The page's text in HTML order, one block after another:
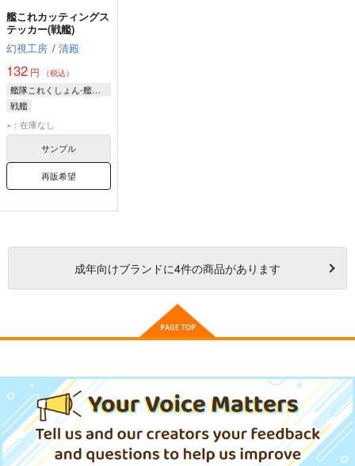
艦これカッティングス
テッカー(戦艦)
幻視工房 / 清殿
132 円 （税込）
艦隊これくしょん-艦これ-
戦艦
×：在庫なし
サンプル
再販希望
成年向けブランドに4件の商品があります